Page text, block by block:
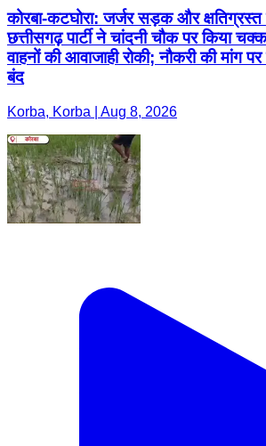
कोरबा-कटघोरा: जर्जर सड़क और
छत्तीसगढ़ पार्टी ने चांदनी चौक पर किया
वाहनों की आवाजाही रोकी; नौकरी की मांग
बंद
Korba, Korba | Aug 8, 2026